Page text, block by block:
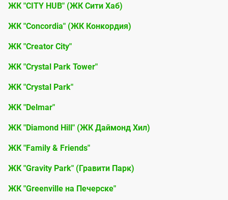
ЖК "CITY HUB" (ЖК Сити Хаб)
ЖК "Concordia" (ЖК Конкордия)
ЖК "Creator City"
ЖК "Crystal Park Tower"
ЖК "Crystal Park"
ЖК "Delmar"
ЖК "Diamond Hill" (ЖК Даймонд Хил)
ЖК "Family & Friends"
ЖК "Gravity Park" (Гравити Парк)
ЖК "Greenville на Печерске"